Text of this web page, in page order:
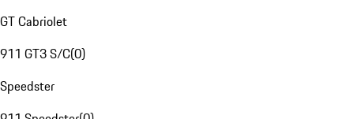
GT Cabriolet
911 GT3 S/C(0)
Speedster